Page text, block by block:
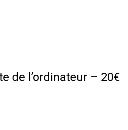
de l’ordinateur – 20€